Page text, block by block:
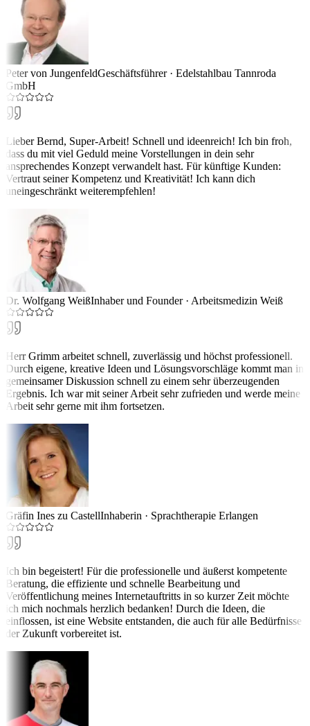
Peter von JungenfeldGeschäftsführer· Edelstahlbau Tannroda
GmbH
Lieber Bernd, Super-Arbeit! Schnell und ideenreich! Ich bin froh,
dass du mit viel Geduld meine Vorstellungen in dein sehr
ansprechendes Konzept verwandelt hast. Für künftige Kunden:
Vertraut seiner Kompetenz und Kreativität! Ich kann dich
uneingeschränkt weiterempfehlen!
Dr. Wolfgang WeißInhaber und Founder· Arbeitsmedizin Weiß
Herr Grimm arbeitet schnell, zuverlässig und höchst professionell.
Durch eigene, kreative Ideen und Lösungsvorschläge kommt man in
gemeinsamer Diskussion schnell zu einem sehr überzeugenden
Ergebnis. Ich war mit seiner Arbeit sehr zufrieden und werde meine
Arbeit sehr gerne mit ihm fortsetzen.
Gräfin Ines zu CastellInhaberin · Sprachtherapie Erlangen
Ich bin begeistert! Für die professionelle und äußerst kompetente
Beratung, die effiziente und schnelle Bearbeitung und
Veröffentlichung meines Internetauftritts in so kurzer Zeit möchte
ich mich nochmals herzlich bedanken! Durch die Ideen, die
einflossen, ist eine Website entstanden, die auch für alle Bedürfnisse
der Zukunft vorbereitet ist.